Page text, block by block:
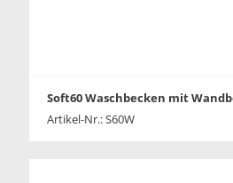
Soft60 Waschbecken mit
Artikel-Nr.: S60W